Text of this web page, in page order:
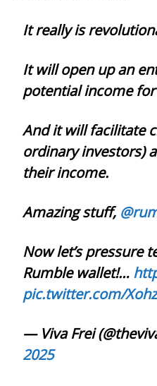
It really is
It will open up an
potential income
And it will facilitate
ordinary investors)
their income.
Amazing stuff,
Now let’s pressure
Rumble wallet!…
pic.twitter.com/
— Viva Frei
2025